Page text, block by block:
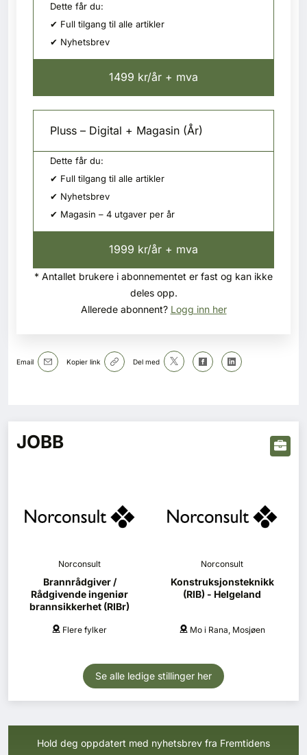
Dette får du:
✔ Full tilgang til alle artikler
✔ Nyhetsbrev
1499 kr/år + mva
Pluss – Digital + Magasin (År)
Dette får du:
✔ Full tilgang til alle artikler
✔ Nyhetsbrev
✔ Magasin – 4 utgaver per år
1999 kr/år + mva
* Antallet brukere i abonnementet er fast og kan ikke
deles opp.
Allerede abonnent? Logg inn her
Email Kopier link Del med
JOBB
Norconsult
Brannrådgiver /
Rådgivende ingeniør
brannsikkerhet (RIBr)
Flere fylker
Norconsult
Konstruksjonsteknikk
(RIB) - Helgeland
Mo i Rana, Mosjøen
Se alle ledige stillinger her
Hold deg oppdatert med nyhetsbrev fra Fremtidens